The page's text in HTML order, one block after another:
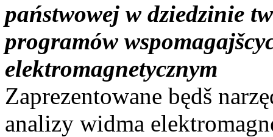
państwowej w dziedzinie
programów
elektromagnetycznym
Zaprezentowane będš
analizy widma